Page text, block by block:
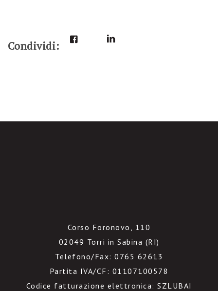
Condividi:
Corso Foronovo, 110
02049 Torri in Sabina (RI)
Telefono/Fax: 0765 62613
Partita IVA/CF: 01107100578
Codice fatturazione elettronica: SZLUBAI